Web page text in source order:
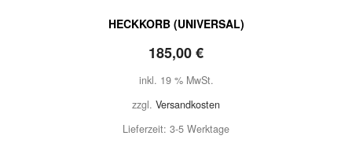
HECKKORB (UNIVERSAL)
185,00€
inkl. 19 % MwSt.
zzgl. Versandkosten
Lieferzeit: 3-5 Werktage